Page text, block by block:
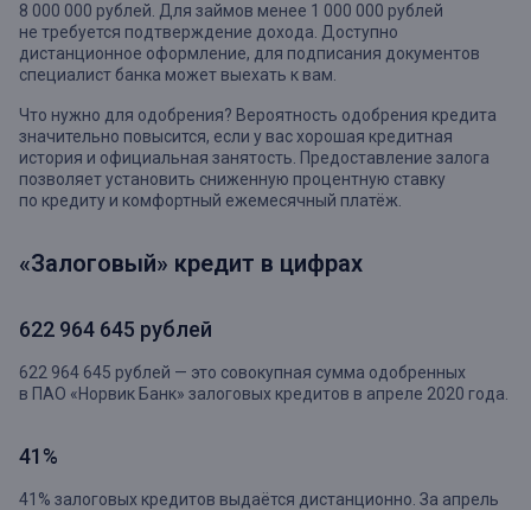
8 000 000 рублей. Для займов менее 1 000 000 рублей
не требуется подтверждение дохода. Доступно
дистанционное оформление, для подписания документов
специалист банка может выехать к вам.
Что нужно для одобрения? Вероятность одобрения кредита
значительно повысится, если у вас хорошая кредитная
история и официальная занятость. Предоставление залога
позволяет установить сниженную процентную ставку
по кредиту и комфортный ежемесячный платёж.
«Залоговый» кредит в цифрах
622 964 645 рублей
622 964 645 рублей — это совокупная сумма одобренных
в ПАО «Норвик Банк» залоговых кредитов в апреле 2020 года.
41%
41% залоговых кредитов выдаётся дистанционно. За апрель